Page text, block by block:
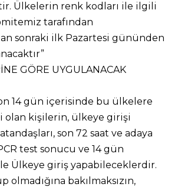
Ülkelerin renk kodları ile ilgili
tarafından
sonraki ilk Pazartesi gününden
GÖRE UYGULANACAK
14 gün içerisinde bu ülkelere
olan kişilerin, ülkeye girişi
son 72 saat ve adaya
test sonucu ve 14 gün
Ülkeye giriş yapabileceklerdir.
olmadığına bakılmaksızın,